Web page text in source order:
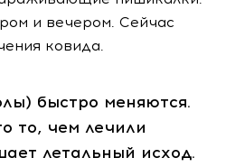
и вечером. Сейчас
ковида.
быстро меняются.
то, чем лечили
летальный исход.